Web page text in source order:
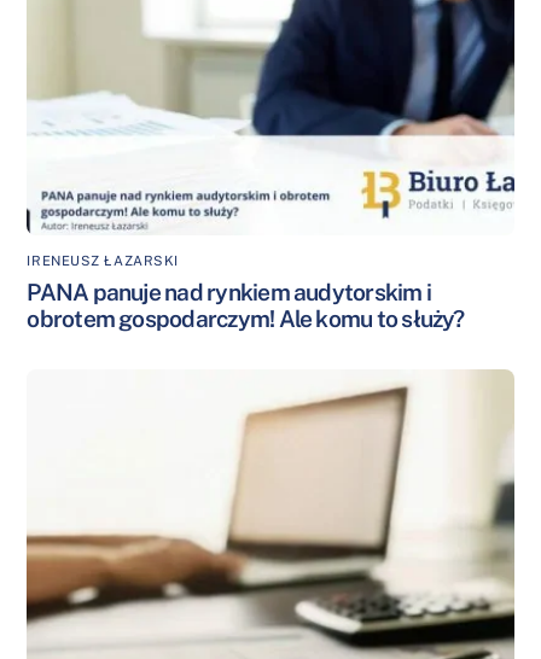
IRENEUSZ ŁAZARSKI
PANA panuje nad rynkiem audytorskim i
obrotem gospodarczym! Ale komu to służy?